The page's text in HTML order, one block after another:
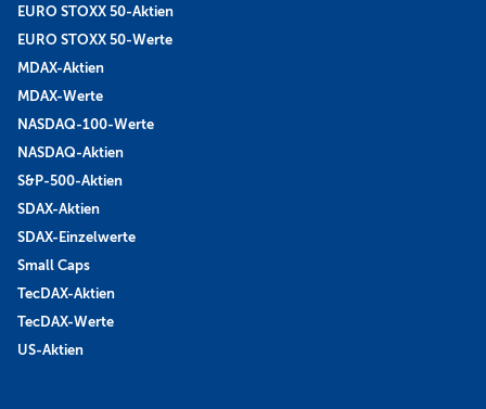
EURO STOXX 50-Aktien
EURO STOXX 50-Werte
MDAX-Aktien
MDAX-Werte
NASDAQ-100-Werte
NASDAQ-Aktien
S&P-500-Aktien
SDAX-Aktien
SDAX-Einzelwerte
Small Caps
TecDAX-Aktien
TecDAX-Werte
US-Aktien